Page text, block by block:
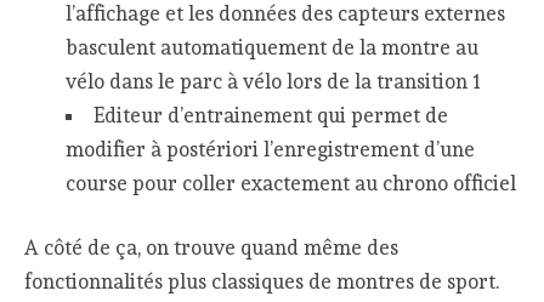
l’affichage et les données des capteurs externes
basculent automatiquement de la montre au
vélo dans le parc à vélo lors de la transition 1
Editeur d’entrainement qui permet de
modifier à postériori l’enregistrement d’une
course pour coller exactement au chrono officiel
A côté de ça, on trouve quand même des
fonctionnalités plus classiques de montres de sport.